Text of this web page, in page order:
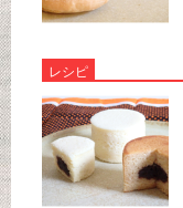
レシピ